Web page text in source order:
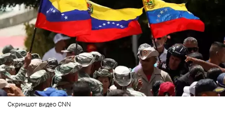
Скриншот видео СNN